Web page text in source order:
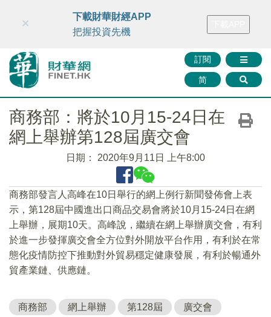
財華智庫網 FINTV FINMETA 財華證券 媒體矩陣
訂閱
简
×
下載財華財經APP
把握投資先機
商務部：將於10月15-24日在
網上舉辦第128屆廣交會
日期： 2020年9月11日 上午8:00
商務部發言人高峰在10日舉行的網上例行新聞發佈會上表
示，第128屆中國進出口商品交易會將於10月15-24日在網
上舉辦，展期10天。高峰說，繼續在網上舉辦廣交會，有利
於進一步發揮廣交會全方位對外開放平台作用，有利於在常
態化疫情防控下推動對外貿易穩定健康發展，有利於暢通外
貿產業鏈、供應鏈。
商務部 網上舉辦 第128屆 廣交會